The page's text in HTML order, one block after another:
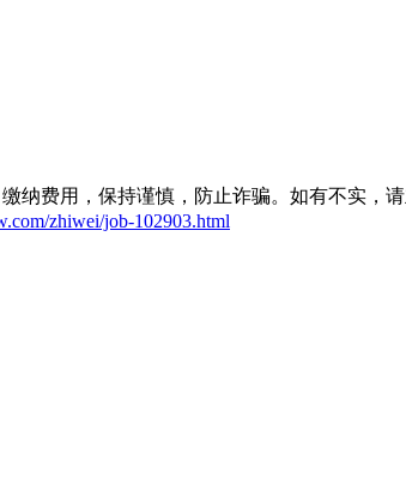
纳费用，保持谨慎，防止诈骗。如有不实，
zhiwei/job-102903.html